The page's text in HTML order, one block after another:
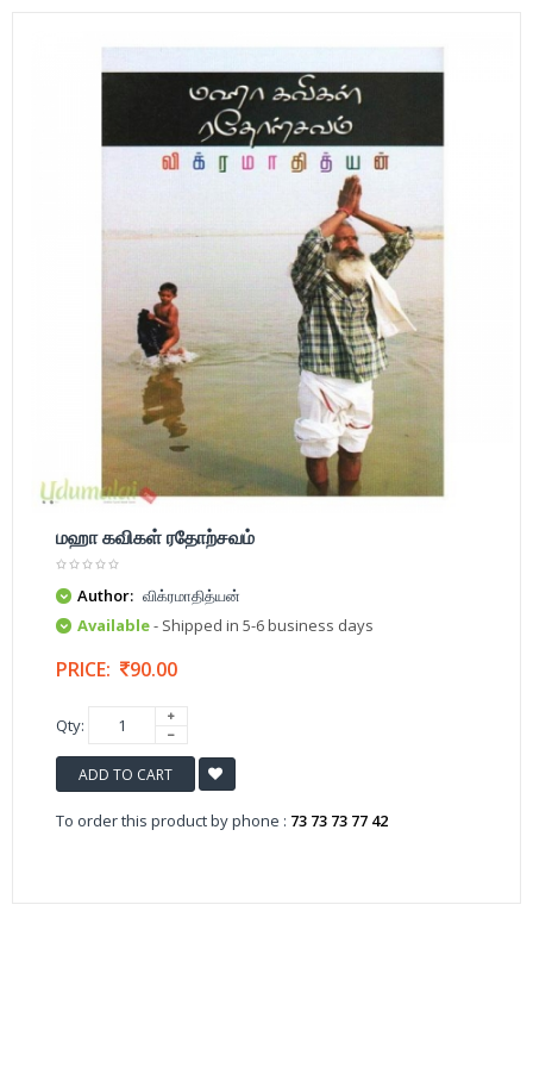
மஹா கவிகள் ரதோற்சவம்
Author: விக்ரமாதித்யன்
Available- Shipped in 5-6 business days
PRICE: 90.00
Qty:
ADD TO CART
To order this product by phone : 73 73 73 77 42